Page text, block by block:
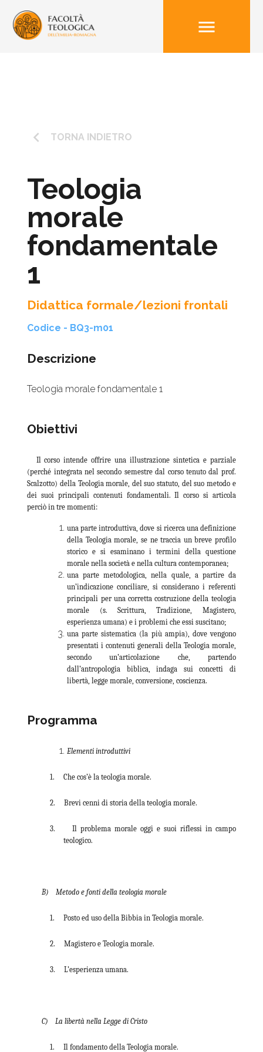
menu
keyboard_arrow_left TORNA INDIETRO
Teologia
morale
fondamentale
1
Didattica formale/lezioni frontali
Codice - BQ3-m01
Descrizione
Teologia morale fondamentale 1
Obiettivi
Il corso intende offrire una illustrazione sintetica e parziale
(perché integrata nel secondo semestre dal corso tenuto dal prof.
Scalzotto) della Teologia morale, del suo statuto, del suo metodo e
dei suoi principali contenuti fondamentali. Il corso si articola
perciò in tre momenti:
una parte introduttiva, dove si ricerca una definizione
della Teologia morale, se ne traccia un breve profilo
storico e si esaminano i termini della questione
morale nella società e nella cultura contemporanea;
una parte metodologica, nella quale, a partire da
un’indicazione conciliare, si considerano i referenti
principali per una corretta costruzione della teologia
morale (s. Scrittura, Tradizione, Magistero,
esperienza umana) e i problemi che essi suscitano;
una parte sistematica (la più ampia), dove vengono
presentati i contenuti generali della Teologia morale,
secondo un’articolazione che, partendo
dall’antropologia biblica, indaga sui concetti di
libertà, legge morale, conversione, coscienza.
Programma
Elementi introduttivi
1. Che cos’è la teologia morale.
2. Brevi cenni di storia della teologia morale.
3. Il problema morale oggi e suoi riflessi in campo
teologico.
B) Metodo e fonti della teologia morale
1. Posto ed uso della Bibbia in Teologia morale.
2. Magistero e Teologia morale.
3. L’esperienza umana.
C) La libertà nella Legge di Cristo
1. Il fondamento della Teologia morale.